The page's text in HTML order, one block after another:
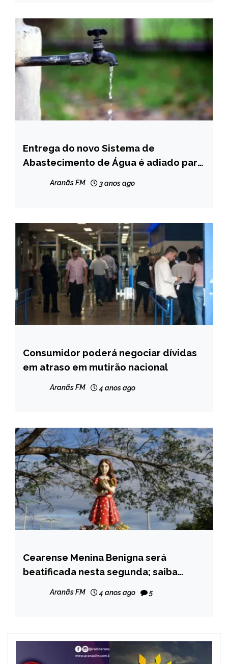
CAPELINHA
NOTÍCIAS
Entrega do novo Sistema de
Abastecimento de Água é adiado para
Aranãs FM 3 anos ago
BRASIL
NOTÍCIAS
Consumidor poderá negociar dívidas
em atraso em mutirão nacional
Aranãs FM 4 anos ago
BRASIL
NOTÍCIAS
Cearense Menina Benigna será
beatificada nesta segunda; saiba
Aranãs FM 4 anos ago 5